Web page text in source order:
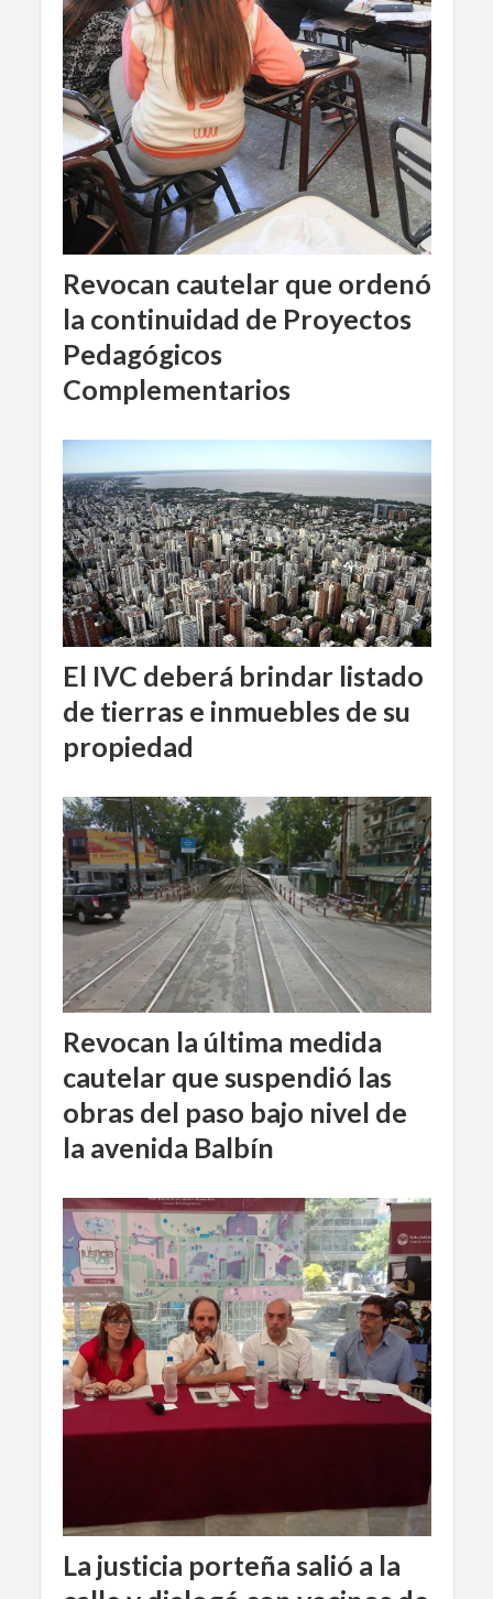
Revocan cautelar que ordenó
la continuidad de Proyectos
Pedagógicos
Complementarios
El IVC deberá brindar listado
de tierras e inmuebles de su
propiedad
Revocan la última medida
cautelar que suspendió las
obras del paso bajo nivel de
la avenida Balbín
La justicia porteña salió a la